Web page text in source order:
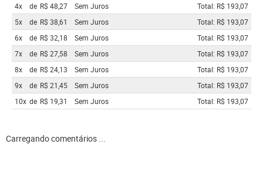
4x
de R$ 48,27 Sem Juros
Total: R$ 193,07
5x
de R$ 38,61 Sem Juros
Total: R$ 193,07
6x
de R$ 32,18 Sem Juros
Total: R$ 193,07
7x
de R$ 27,58 Sem Juros
Total: R$ 193,07
8x
de R$ 24,13 Sem Juros
Total: R$ 193,07
9x
de R$ 21,45 Sem Juros
Total: R$ 193,07
10x de R$ 19,31 Sem Juros Total: R$ 193,07
Carregando comentários ...